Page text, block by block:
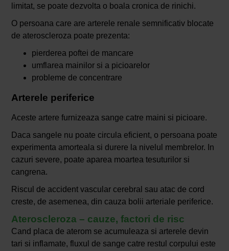
limitat, se poate dezvolta o boala cronica de rinichi.
O persoana care are arterele renale semnificativ blocate
de ateroscleroza poate prezenta:
pierderea poftei de mancare
umflarea mainilor si a picioarelor
probleme de concentrare
Arterele periferice
Aceste artere furnizeaza sange catre maini si picioare.
Daca sangele nu poate circula eficient, o persoana poate
experimenta amorteala si durere la nivelul membrelor. In
cazuri severe, poate aparea moartea tesuturilor si
cangrena.
Riscul de accident vascular cerebral sau atac de cord
creste, de asemenea, din cauza bolii arteriale periferice.
Ateroscleroza – cauze, factori de risc
Cand placa de aterom se acumuleaza si arterele devin
tari si inflamate, fluxul de sange catre restul corpului este